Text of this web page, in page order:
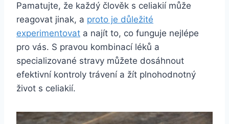
Pamatujte, že každý člověk s celiakií může
reagovat jinak, a proto je důležité
experimentovat a najít to, co funguje nejlépe
pro vás. S pravou kombinací léků a
specializované stravy můžete dosáhnout
efektivní kontroly trávení a žít plnohodnotný
život s celiakií.